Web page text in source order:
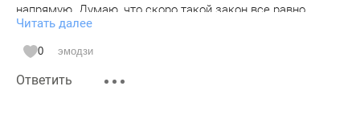
напрямую. Думаю, что скоро такой закон все равно
издадут, и никто в стране пикнуть не посмеет, потому что
введут еще и уголовную статью "за отрицание закона о
расшифровке - как пособничество терроризму".
В общем, страна плавно скатывается в галактику Кин Дза
Читать далее
0 эмодзи
Ответить